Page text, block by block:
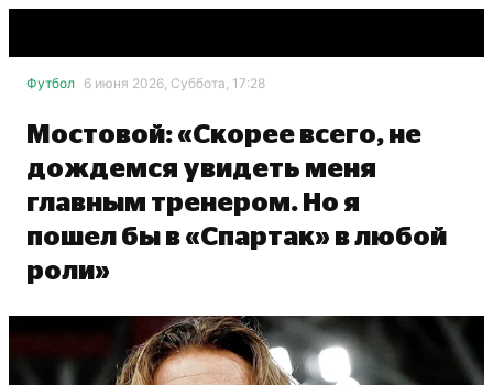
Футбол 6 июня 2026, Суббота, 17:28
Мостовой: «Скорее всего, не
дождемся увидеть меня
главным тренером. Но я
пошел бы в «Спартак» в любой
роли»